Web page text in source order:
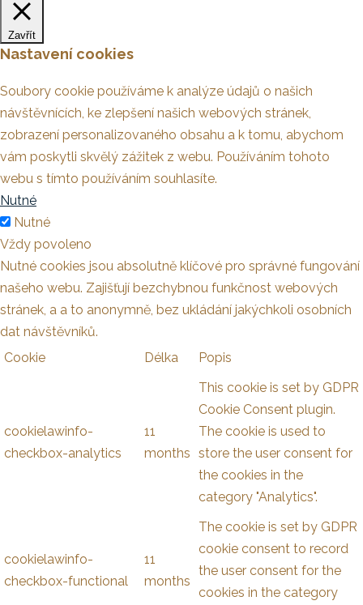
Zavřít
Nastavení cookies
Soubory cookie používáme k analýze údajů o našich
návštěvnících, ke zlepšení našich webových stránek,
zobrazení personalizovaného obsahu a k tomu, abychom
vám poskytli skvělý zážitek z webu. Používáním tohoto
webu s tímto používáním souhlasíte.
Nutné
Nutné
Vždy povoleno
Nutné cookies jsou absolutně klíčové pro správné fungování
našeho webu. Zajišťují bezchybnou funkčnost webových
stránek, a a to anonymně, bez ukládání jakýchkoli osobních
dat návštěvníků.
Cookie
Délka Popis
cookielawinfo-
checkbox-analytics
11
months
This cookie is set by GDPR
Cookie Consent plugin.
The cookie is used to
store the user consent for
the cookies in the
category "Analytics".
cookielawinfo-
checkbox-functional
11
months
The cookie is set by GDPR
cookie consent to record
the user consent for the
cookies in the category